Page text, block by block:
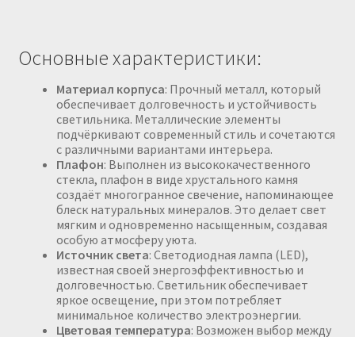
Основные характеристики:
Материал корпуса: Прочный металл, который
обеспечивает долговечность и устойчивость
светильника. Металлические элементы
подчёркивают современный стиль и сочетаются
с различными вариантами интерьера.
Плафон: Выполнен из высококачественного
стекла, плафон в виде хрустального камня
создаёт многогранное свечение, напоминающее
блеск натуральных минералов. Это делает свет
мягким и одновременно насыщенным, создавая
особую атмосферу уюта.
Источник света: Светодиодная лампа (LED),
известная своей энергоэффективностью и
долговечностью. Светильник обеспечивает
яркое освещение, при этом потребляет
минимальное количество электроэнергии.
Цветовая температура: Возможен выбор между